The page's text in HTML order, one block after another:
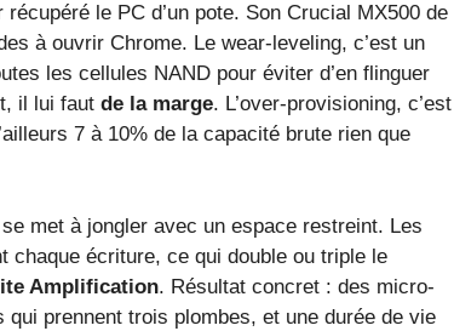
le PC d’un pote. Son Crucial MX500 de
à ouvrir Chrome. Le wear-leveling, c’est un
les cellules NAND pour éviter d’en flinguer
il lui faut de la marge. L’over-provisioning, c’est
7 à 10% de la capacité brute rien que
met à jongler avec un espace restreint. Les
chaque écriture, ce qui double ou triple le
Amplification. Résultat concret : des micro-
prennent trois plombes, et une durée de vie